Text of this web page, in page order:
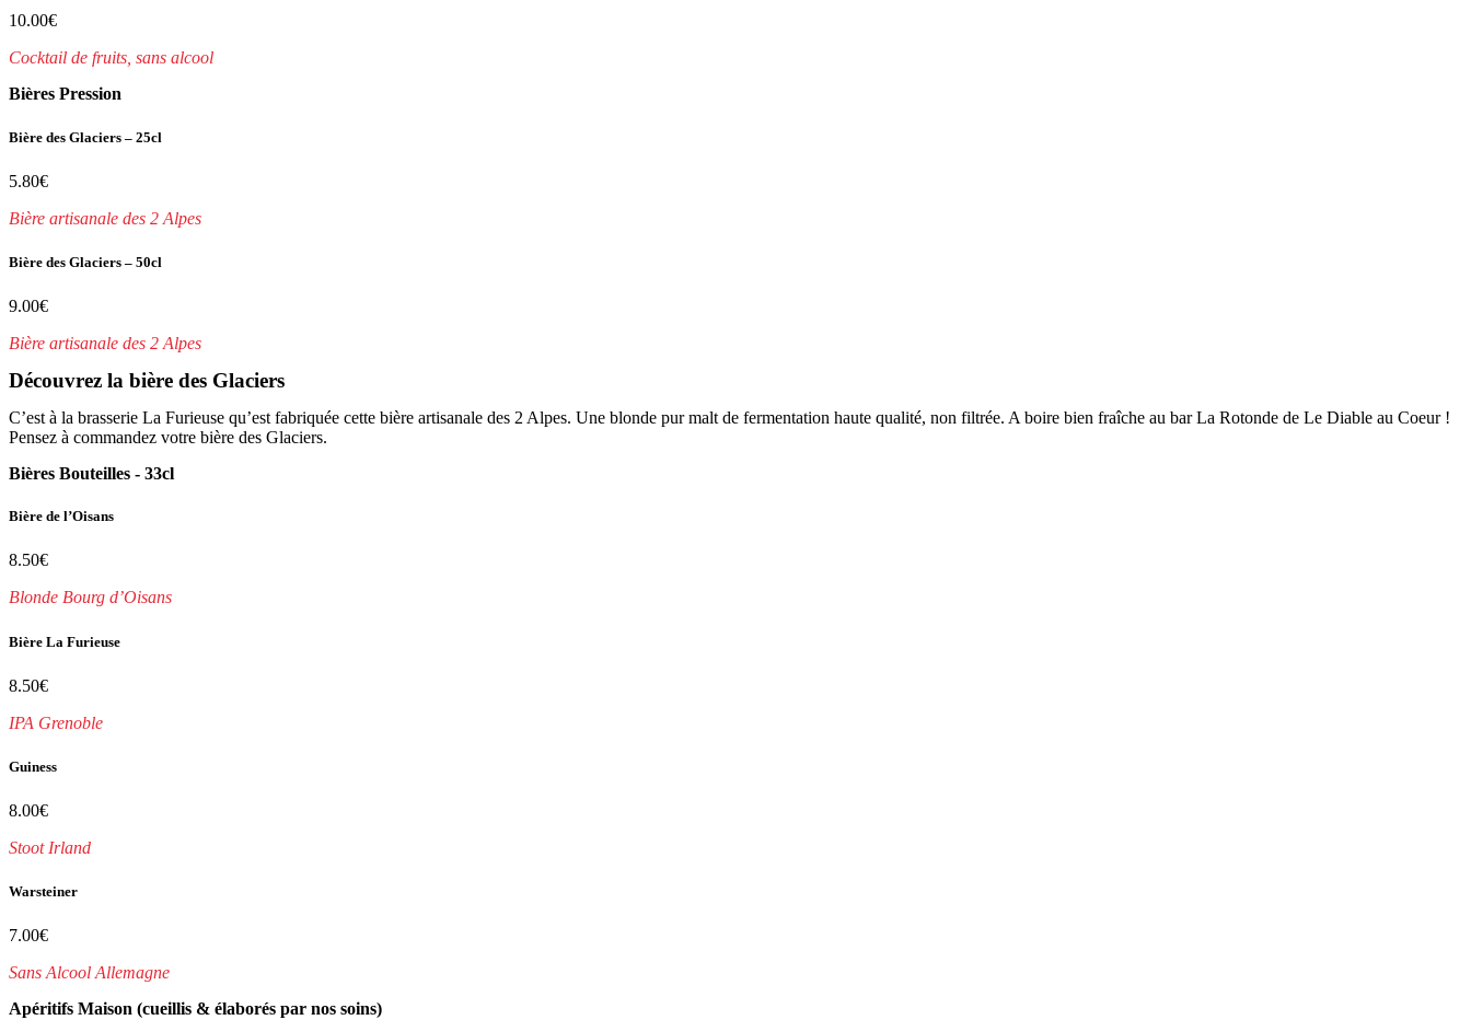
10.00€
Cocktail de fruits, sans alcool
Bières Pression
Bière des Glaciers – 25cl
5.80€
Bière artisanale des 2 Alpes
Bière des Glaciers – 50cl
9.00€
Bière artisanale des 2 Alpes
Découvrez la bière des Glaciers
C’est à la brasserie La Furieuse qu’est fabriquée cette bière artisanale des 2 Alpes. Une blonde pur malt de fermentation haute qualité, non filtrée. A boire bien fraîche au bar La Rotonde de Le Diable au Coeur !
Pensez à commandez votre bière des Glaciers.
Bières Bouteilles - 33cl
Bière de l’Oisans
8.50€
Blonde Bourg d’Oisans
Bière La Furieuse
8.50€
IPA Grenoble
Guiness
8.00€
Stoot Irland
Warsteiner
7.00€
Sans Alcool Allemagne
Apéritifs Maison (cueillis & élaborés par nos soins)​